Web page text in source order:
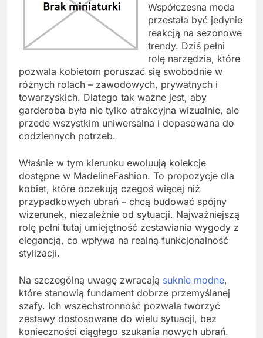
Współczesna moda
przestała być jedynie
reakcją na sezonowe
trendy. Dziś pełni
rolę narzędzia, które
pozwala kobietom poruszać się swobodnie w
różnych rolach – zawodowych, prywatnych i
towarzyskich. Dlatego tak ważne jest, aby
garderoba była nie tylko atrakcyjna wizualnie, ale
przede wszystkim uniwersalna i dopasowana do
codziennych potrzeb.
Właśnie w tym kierunku ewoluują kolekcje
dostępne w MadelineFashion. To propozycje dla
kobiet, które oczekują czegoś więcej niż
przypadkowych ubrań – chcą budować spójny
wizerunek, niezależnie od sytuacji. Najważniejszą
rolę pełni tutaj umiejętność zestawiania wygody z
elegancją, co wpływa na realną funkcjonalność
stylizacji.
Na szczególną uwagę zwracają suknie modne,
które stanowią fundament dobrze przemyślanej
szafy. Ich wszechstronność pozwala tworzyć
zestawy dostosowane do wielu sytuacji, bez
konieczności ciągłego szukania nowych ubrań.